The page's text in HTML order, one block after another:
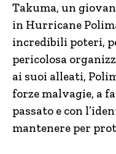
Takuma, un
in Hurricane
incredibili poteri,
pericolosa
ai suoi alleati,
forze malvagie, a
passato e con
mantenere per